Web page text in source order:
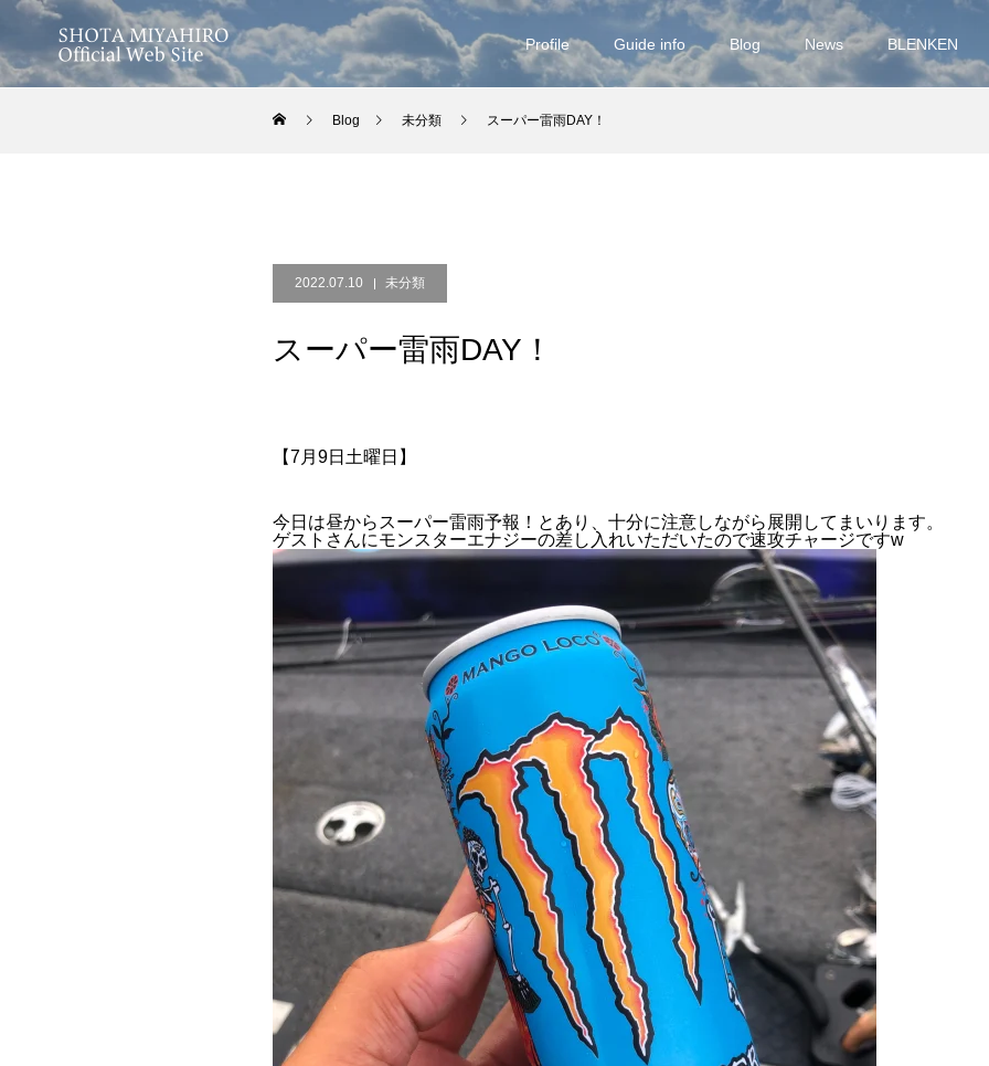
Profile Guide info Blog News BLENKEN
Blog 未分類 スーパー雷雨DAY！
2022.07.10 未分類
スーパー雷雨DAY！
【7月9日土曜日】
今日は昼からスーパー雷雨予報！とあり、 十分に注意しながら展開してまいります。
ゲストさんにモンスターエナジーの差し入れいただいたので速攻チャージですw